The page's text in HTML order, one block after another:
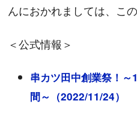
んにおかれましては、こ
＜公式情報＞
串カツ田中創業祭！
間～（2022/11/24）